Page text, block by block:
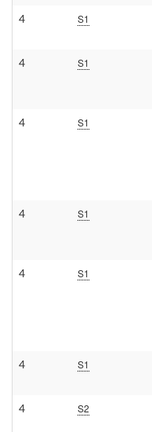
4 S1
4 S1
4 S1
4 S1
4 S1
4 S1
4 S2